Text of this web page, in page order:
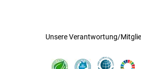
Unsere Verantwortung/